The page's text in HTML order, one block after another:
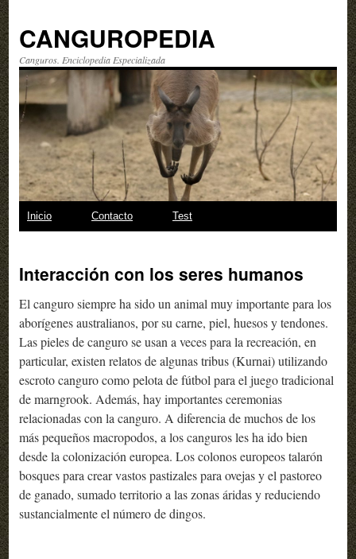
CANGUROPEDIA
Canguros. Enciclopedia Especializada
Saltar
contenido
Inicio Contacto Test
Interacción con los seres humanos
El canguro siempre ha sido un animal muy importante para los
aborígenes australianos, por su carne, piel, huesos y tendones.
Las pieles de canguro se usan a veces para la recreación, en
particular, existen relatos de algunas tribus (Kurnai) utilizando
escroto canguro como pelota de fútbol para el juego tradicional
de marngrook. Además, hay importantes ceremonias
relacionadas con la canguro. A diferencia de muchos de los
más pequeños macropodos, a los canguros les ha ido bien
desde la colonización europea. Los colonos europeos talarón
bosques para crear vastos pastizales para ovejas y el pastoreo
de ganado, sumado territorio a las zonas áridas y reduciendo
sustancialmente el número de dingos.